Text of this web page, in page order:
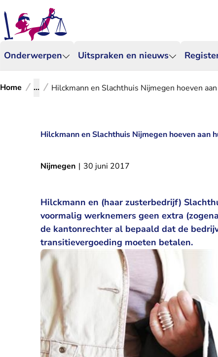
Onderwerpen Uitspraken en nieuws
Home ... Hilckmann en Slachthuis Nijmegen hoeven
Hilckmann en Slachthuis Nijmegen hoeven
Nijmegen | 30 juni 2017
Hilckmann en (haar zusterbedrijf)
voormalig werknemers geen extra
de kantonrechter al bepaald dat de
transitievergoeding moeten betalen.